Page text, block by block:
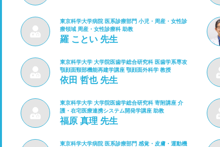
東京科学大学病院 医系診療部門 小児・周産・女性診
療領域 周産・女性診療科 助教
羅 ことい 先生
東京科学大学 大学院医歯学総合研究科 医歯学系専攻
顎顔面頸部機能再建学講座 顎顔面外科学 教授
依田 哲也 先生
東京科学大学 大学院医歯学総合研究科 寄附講座 介
護・在宅医療連携システム開発学講座 助教
福原 真理 先生
東京科学大学病院 医系診療部門 感覚・皮膚・運動機